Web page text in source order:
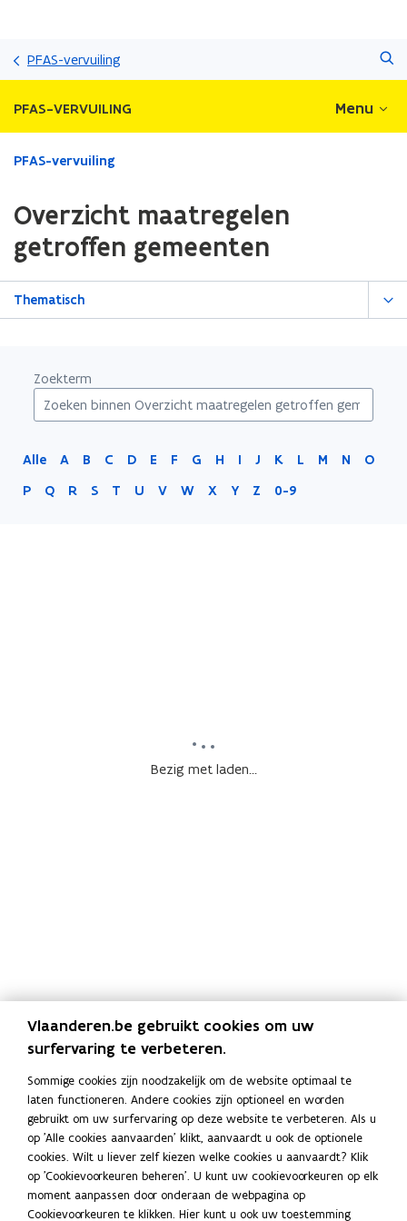
gaan
PFAS-vervuiling
PFAS-VERVUILING Menu
Gedaan
bevindt
zich
Overzicht
PFAS-vervuiling
Overzicht maatregelen
getroffen gemeenten
Thematisch
Zoekterm
Alle A B C D E F G H I J K L M N
O
P
Q R S T U V W X Y Z 0-9
Bezig met laden...
Vragen?
inwoners op de hoogte. Wie toch nog vragen heeft,
kan een e-mail sturen naar
pfas@vlaanderen.be
Stel uw vraag aan dePFAS-preventiewerkers.
Zie bij wie u terechtkunt met eenvraag over PFAS in
de regio Zwijndrecht.
Vlaanderen.be gebruikt cookies om uw
surfervaring te verbeteren.
Sommige cookies zijn noodzakelijk om de website optimaal te
laten functioneren. Andere cookies zijn optioneel en worden
gebruikt om uw surfervaring op deze website te verbeteren. Als u
op 'Alle cookies aanvaarden' klikt, aanvaardt u ook de optionele
cookies. Wilt u liever zelf kiezen welke cookies u aanvaardt? Klik
op 'Cookievoorkeuren beheren'. U kunt uw cookievoorkeuren op elk
moment aanpassen door onderaan de webpagina op
Cookievoorkeuren te klikken. Hier kunt u ook uw toestemming